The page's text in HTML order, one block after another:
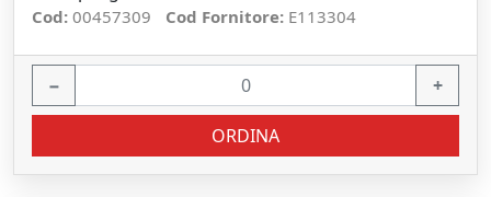
Cod: 00457309 Cod Fornitore: E113304
− +
ORDINA